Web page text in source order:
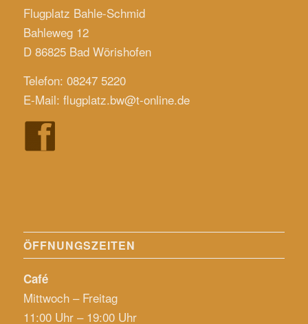
Flugplatz Bahle-Schmid
Bahleweg 12
D 86825 Bad Wörishofen
Telefon: 08247 5220
E-Mail: flugplatz.bw@t-online.de
ÖFFNUNGSZEITEN
Café
Mittwoch – Freitag
11:00 Uhr – 19:00 Uhr